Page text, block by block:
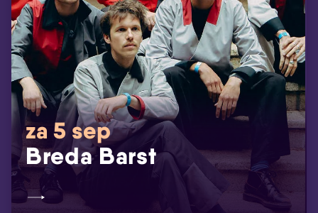
za 5 sep
Breda Barst